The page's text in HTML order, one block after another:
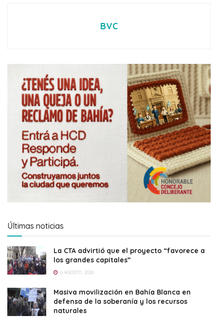
BVC
Últimas noticias
La CTA advirtió que el proyecto “favorece a
los grandes capitales”
6 AGOSTO, 2026
Masiva movilización en Bahía Blanca en
defensa de la soberanía y los recursos
naturales